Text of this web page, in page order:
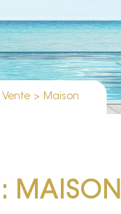
Vente > Maison
MAISON